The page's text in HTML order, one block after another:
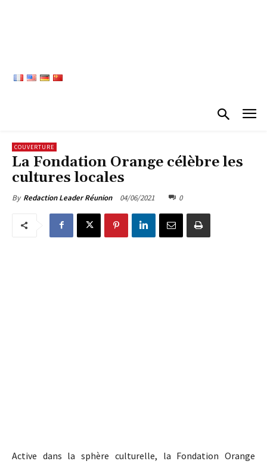
COUVERTURE
La Fondation Orange célèbre les
cultures locales
By Redaction Leader Réunion 04/06/2021 0
Active dans la sphère culturelle, la Fondation Orange